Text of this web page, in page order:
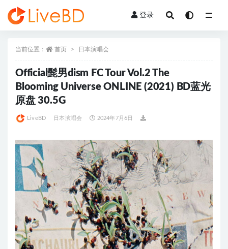
登录
当前位置： 首页 日本演唱会
Official髭男dism FC Tour Vol.2 The
Blooming Universe ONLINE (2021) BD蓝光
原盘 30.5G
LiveBD 日本演唱会 2024年7月6日